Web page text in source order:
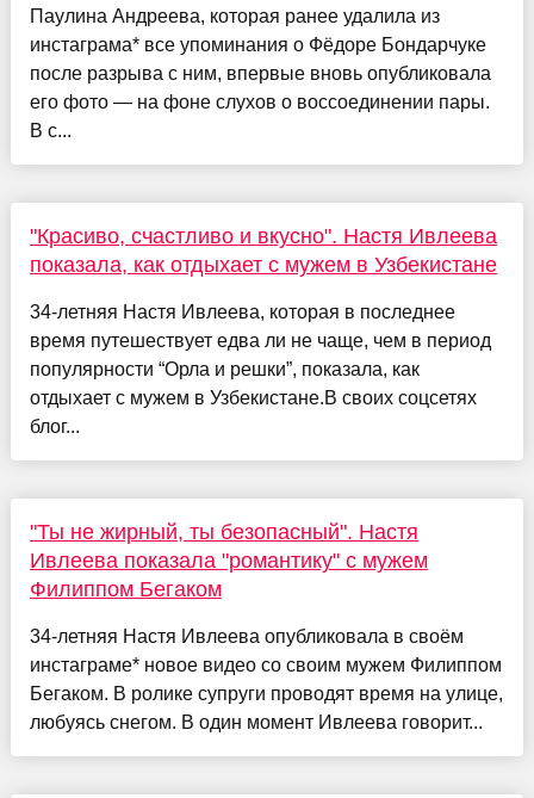
Паулина Андреева, которая ранее удалила из
инстаграма* все упоминания о Фёдоре Бондарчуке
после разрыва с ним, впервые вновь опубликовала
его фото — на фоне слухов о воссоединении пары.
В с...
"Красиво, счастливо и вкусно". Настя Ивлеева
показала, как отдыхает с мужем в Узбекистане
34-летняя Настя Ивлеева, которая в последнее
время путешествует едва ли не чаще, чем в период
популярности “Орла и решки”, показала, как
отдыхает с мужем в Узбекистане.В своих соцсетях
блог...
"Ты не жирный, ты безопасный". Настя
Ивлеева показала "романтику" с мужем
Филиппом Бегаком
34-летняя Настя Ивлеева опубликовала в своём
инстаграме* новое видео со своим мужем Филиппом
Бегаком. В ролике супруги проводят время на улице,
любуясь снегом. В один момент Ивлеева говорит...